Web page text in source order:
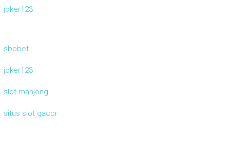
joker123
sbobet
joker123
slot mahjong
situs slot gacor